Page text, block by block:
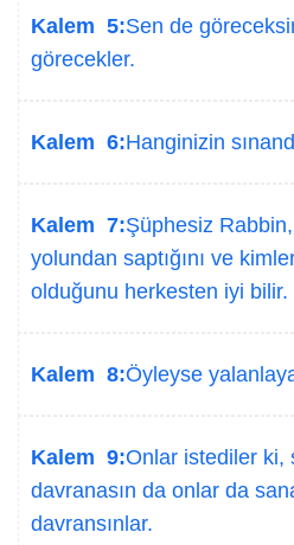
Kalem 5:Sen de
görecekler.
Kalem 6:Hanginizin
Kalem 7:Şüphesiz
yolundan saptığını ve
olduğunu herkesten iyi bilir.
Kalem 8:Öyleyse
Kalem 9:Onlar istediler ki,
davranasın da onlar da
davransınlar.